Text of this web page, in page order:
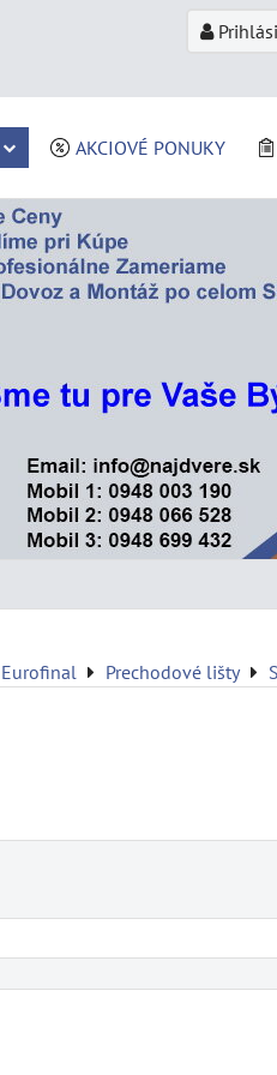
AKCIOVÉ PONUKY
Eurofinal Prechodové lišty